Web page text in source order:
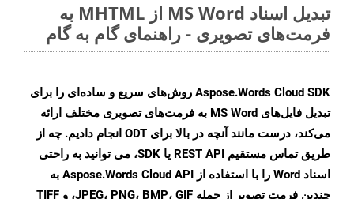
تبدیل اسناد MS Word از MHTML به
فرمت‌های تصویری - راهنمای گام به گام
Aspose.Words Cloud SDK روش‌های سریع و ساده‌ای را برای
تبدیل فایل‌های MS Word به فرمت‌های تصویری مختلف ارائه
می‌کند، درست مانند آنچه در بالا برای ODT انجام دادیم. چه از
طریق تماس مستقیم REST API یا SDK، می توانید به راحتی
اسناد Word را با استفاده از Aspose.Words Cloud API به
چندین فرمت تصویر از جمله JPEG، PNG، BMP، GIF، و TIFF